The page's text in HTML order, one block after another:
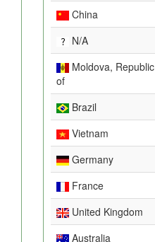
China
N/A
Moldova, Republic
of
Brazil
Vietnam
Germany
France
United Kingdom
Australia